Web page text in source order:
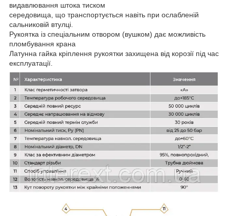
видавлювання штока тиском
середовища, що транспортується навіть при ослабленій
сальниковій втулці.
Рукоятка із спеціальним отвором (вушком) дає можливість
пломбування крана
Латунна гайка кріплення рукоятки захищена від корозії під час
експлуатації.